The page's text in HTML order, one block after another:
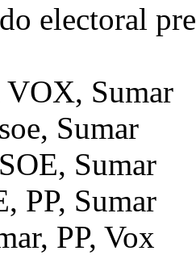
electoral
VOX, Sumar
Sumar
Sumar
PP, Sumar
PP, Vox